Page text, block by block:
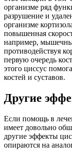
организме ряд
разрушение и
организме
повышенная
например,
противодействуя
первую очередь
этого циссус
костей и суставов.
Другие
Если помощь в
имеет довольно
другие эффекты
опираются на